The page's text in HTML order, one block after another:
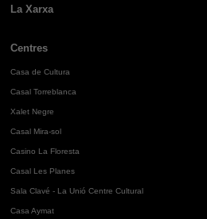
La Xarxa
Centres
Casa de Cultura
Casal Torreblanca
Xalet Negre
Casal Mira-sol
Casino La Floresta
Casal Les Planes
Sala Clavé - La Unió Centre Cultural
Casa Aymat